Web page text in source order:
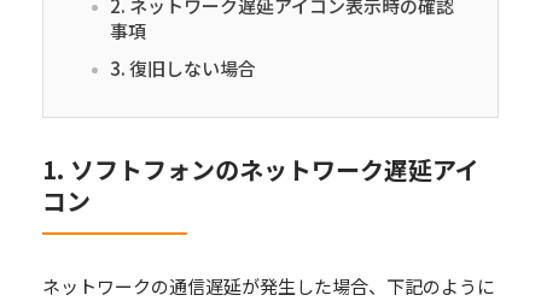
2. ネットワーク遅延アイコン表示時の確認
事項
3. 復旧しない場合
1. ソフトフォンのネットワーク遅延アイ
コン
ネットワークの通信遅延が発生した場合、下記のように